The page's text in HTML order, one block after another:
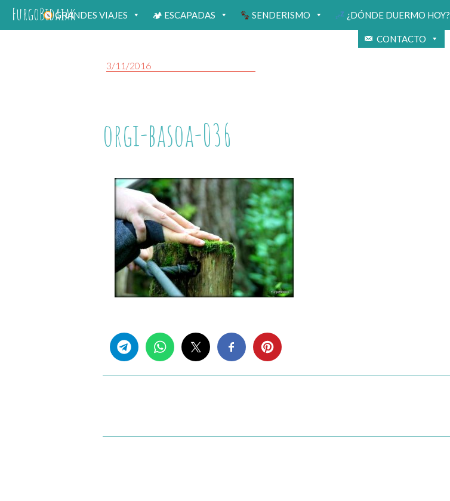
FurgoBidaiakGRANDES VIAJES 🏕 ESCAPADAS SENDERISMO ¿DÓNDE DUERMO HOY?
CONTACTO
3/11/2016
orgi-basoa-036